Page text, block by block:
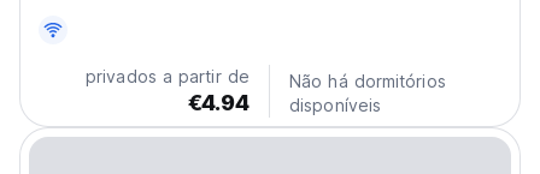
Maimun está a 1,4 km.
privados a partir de
€4.94
Não há dormitórios
disponíveis